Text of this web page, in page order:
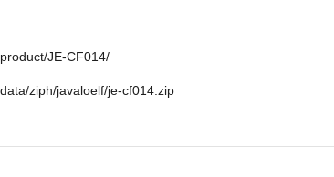
JE-CF014/
ziph/javaloelf/je-cf014.zip